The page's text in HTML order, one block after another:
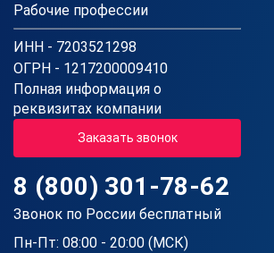
Рабочие профессии
ИНН - 7203521298
ОГРН - 1217200009410
Полная информация о
реквизитах компании
Заказать звонок
8 (800) 301-78-62
Звонок по России бесплатный
Пн-Пт: 08:00 - 20:00 (МСК)